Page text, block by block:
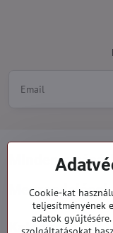
Minden a
Megrendelések
Kategóriák
Cookie-kat
teljesítményének
adatok